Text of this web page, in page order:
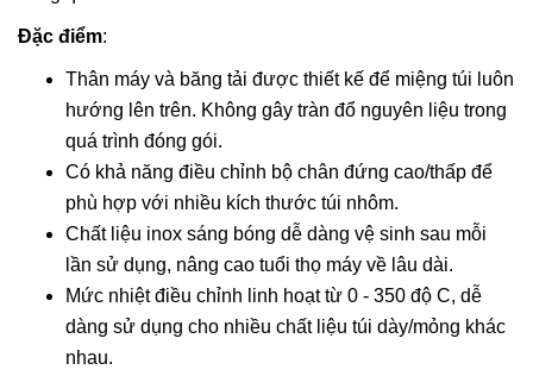
Đặc điểm:
Thân máy và băng tải được thiết kế để miệng túi luôn
hướng lên trên. Không gây tràn đổ nguyên liệu trong
quá trình đóng gói.
Có khả năng điều chỉnh bộ chân đứng cao/thấp để
phù hợp với nhiều kích thước túi nhôm.
Chất liệu inox sáng bóng dễ dàng vệ sinh sau mỗi
lần sử dụng, nâng cao tuổi thọ máy về lâu dài.
Mức nhiệt điều chỉnh linh hoạt từ 0 - 350 độ C, dễ
dàng sử dụng cho nhiều chất liệu túi dày/mỏng khác
nhau.